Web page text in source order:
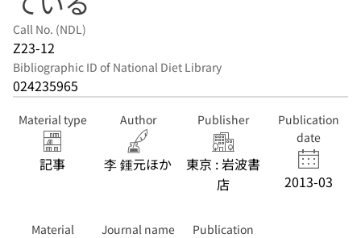
Call No. (NDL)
Z23-12
Bibliographic ID of National Diet Library
024235965
Material type
記事
Author
李 鍾元ほか
Publisher
東京 : 岩波書
店
Publication
date
2013-03
Material
Journal name
Publication